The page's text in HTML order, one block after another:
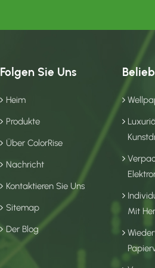
Folgen Sie Uns
Heim
Produkte
Über ColorRise
Nachricht
Kontaktieren Sie Uns
Sitemap
Der Blog
Mit